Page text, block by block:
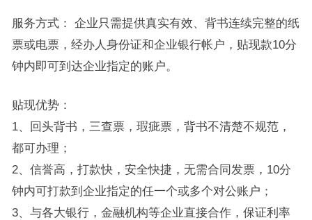
服务方式： 企业只需提供真实有效、背书连续完整的纸
票或电票，经办人身份证和企业银行帐户，贴现款10分
钟内即可到达企业指定的账户。
贴现优势：
1、回头背书，三查票，瑕疵票，背书不清楚不规范，
都可办理；
2、信誉高，打款快，安全快捷，无需合同发票，10分
钟内可打款到企业指定的任一个或多个对公账户；
3、与各大银行，金融机构等企业直接合作，保证利率